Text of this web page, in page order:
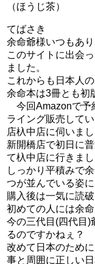
（ほうじ茶）
てばさき
余命爺様いつもあ
このサイトに出会
ました。
これからも日本人
余命本は3冊とも初
今回Amazonで予
ライング販売して
店杁中店に伺いま
新開橋店で初日に
て杁中店に行きまし
しっかり平積みで
つが並んでいる姿に
購入後は一気に読破
初めての人には余
今の三代目(四代目)
るのですかねぇ？
改めて日本のため
事と周囲に正しい